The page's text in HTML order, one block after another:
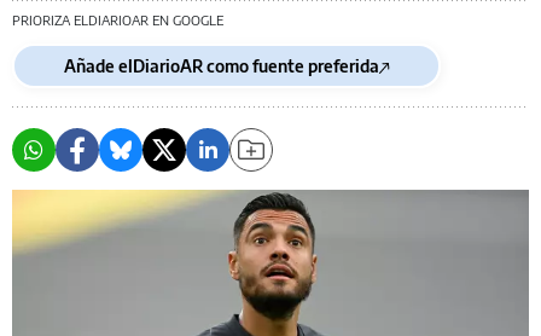
PRIORIZA ELDIARIOAR EN GOOGLE
Añade elDiarioAR como fuente preferida